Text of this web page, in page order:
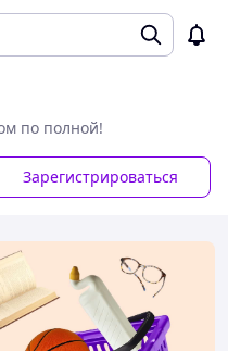
по полной!
Зарегистрироваться